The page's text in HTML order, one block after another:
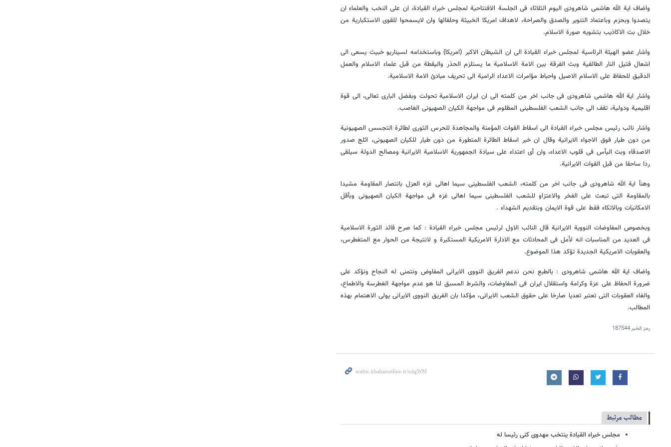
واضاف ایة الله هاشمی شاهرودی الیوم الثلاثاء فی الجلسة الافتتاحیة لمجلس خبراء القیادة، ان علی النخب والعلماء ان
یتصدوا وبحزم وباعتماد التنویر والصدق والصراحة، لاهداف امریکا الخبیثة وحلفائها وان لایسمحوا للقوی الاستکباریة من
خلال بث الاکاذیب بتشویه صورة الاسلام.
واشار عضو الهیئة الرئاسیة لمجلس خبراء القیادة الی ان الشیطان الاکبر (امریکا) وباستخدامه لسیناریو خبیث یسعی الی
اشعال فتیل النار الطائفیة وبث الفرقة بین الامة الاسلامیة ما یستلزم الحذر والیقطة من قبل علماء الاسلام والعمل
الدقیق للحفاظ علی الاسلام الاصیل واحباط مؤامرات الاعداء الرامیة الی تحریف مبادئ الامة الاسلامیة.
واشار ایة الله هاشمی شاهرودی فی جانب اخر من کلمته الی ان ایران الاسلامیة تحولت وبفضل الباری تعالی، الی قوة
اقلیمیة ودولیة، تقف الی جانب الشعب الفلسطینی المظلوم فی مواجهة الکیان الصهیونی الغاصب.
واشار نائب رئیس مجلس خبراء القیادة الی اسقاط القوات المؤمنة والمجاهدة للحرس الثوری لطائرة التجسس الصهیونیة
من دون طیار فوق الاجواء الایرانیة وقال ان خبر اسقاط الطائرة المتطورة من دون طیار للکیان الصهیونی، اثلج صدور
الاصدقاء وبث الیأس فی قلوب الاعداء، وان أی اعتداء علی سیادة الجمهوریة الاسلامیة الایرانیة ومصالح الدولة سیلقی
ردا ساحقا من قبل القوات الایرانیة.
وهنأ ایة الله شاهرودی فی جانب اخر من کلمته، الشعب الفلسطینی سیما اهالی غزه العزل بانتصار المقاومة مشیدا
بالمقاومة التی تبعث علی الفخر والاعتزاو للشعب الفلسطینی سیما اهالی غزه فی مواجهة الکیان الصهیونی وبأقل
الامکانیات وبالاتکاء فقط علی قوة الایمان وبتقدیم الشهداء .
وبخصوص المفاوضات النوویة الایرانیة قال النائب الاول لرئیس مجلس خبراء القیادة : کما صرح قائد الثورة الاسلامیة
فی العدید من المناسبات انه لأمل فی المحادثات مع الادارة الامریکیة المستکبرة و لانتیجة من الحوار مع المتغطرس،
والعقوبات الامریکیة الجدیدة تؤکد هذا الموضوع.
واضاف ایة الله هاشمی شاهرودی : بالطبع نحن ندعم الفریق النووی الایرانی المفاوض ونتمنی له النجاح ونؤکد علی
ضرورة الحفاظ علی عزة وکرامة واستقلال ایران فی المفاوضات، والشرط المسبق لنا هو عدم مواجهة الغطرسة والاطماع،
والغاء العقوبات التی تعتبر تعدیا صارخا علی حقوق الشعب الایرانی، مؤکدا بان الفریق النووی الایرانی یولی الاهتمام بهذه
المطالب.
رمز الخبر187544
مطالب مرتبط
مجلس خبراء القیادة ینتخب مهدوی کنی رئیسا له